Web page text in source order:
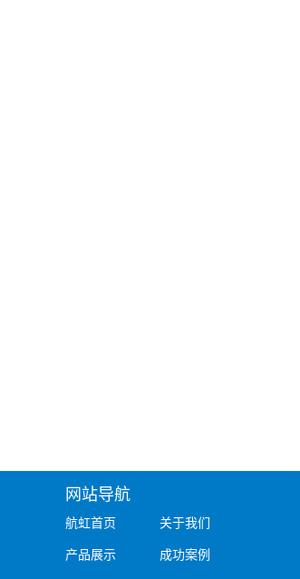
网站导航
航虹首页 关于我们
产品展示 成功案例